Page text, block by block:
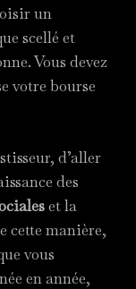
un
scellé et
Vous devez
votre bourse
d’aller
des
et la
cette manière,
vous
en année,